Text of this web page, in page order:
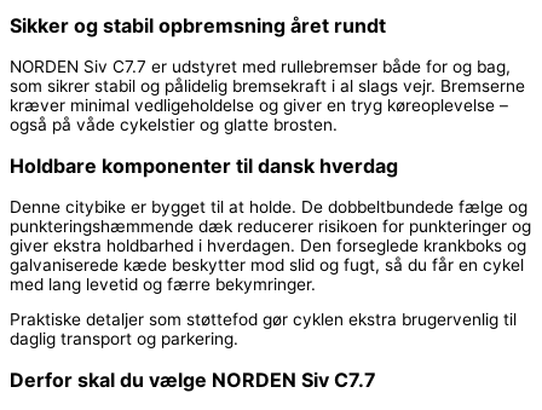
Sikker og stabil opbremsning året rundt
NORDEN Siv C7.7 er udstyret med rullebremser både for og bag,
som sikrer stabil og pålidelig bremsekraft i al slags vejr. Bremserne
kræver minimal vedligeholdelse og giver en tryg køreoplevelse –
også på våde cykelstier og glatte brosten.
Holdbare komponenter til dansk hverdag
Denne citybike er bygget til at holde. De dobbeltbundede fælge og
punkteringshæmmende dæk reducerer risikoen for punkteringer og
giver ekstra holdbarhed i hverdagen. Den forseglede krankboks og
galvaniserede kæde beskytter mod slid og fugt, så du får en cykel
med lang levetid og færre bekymringer.
Praktiske detaljer som støttefod gør cyklen ekstra brugervenlig til
daglig transport og parkering.
Derfor skal du vælge NORDEN Siv C7.7